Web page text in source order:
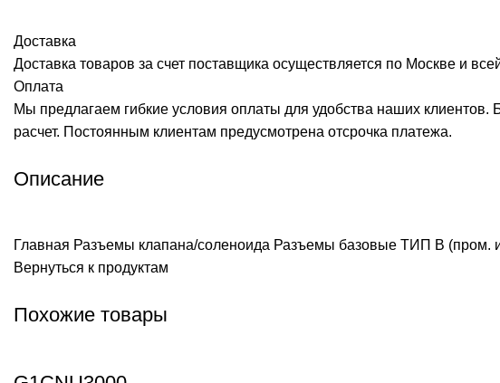
Доставка
Доставка товаров за счет поставщика осуществляется по Москве и
Оплата
Мы предлагаем гибкие условия оплаты для удобства наших клиентов.
расчет. Постоянным клиентам предусмотрена отсрочка платежа.
Описание
Главная Разъемы клапана/соленоида Разъемы базовые ТИП В (пром.
Вернуться к продуктам
Похожие товары